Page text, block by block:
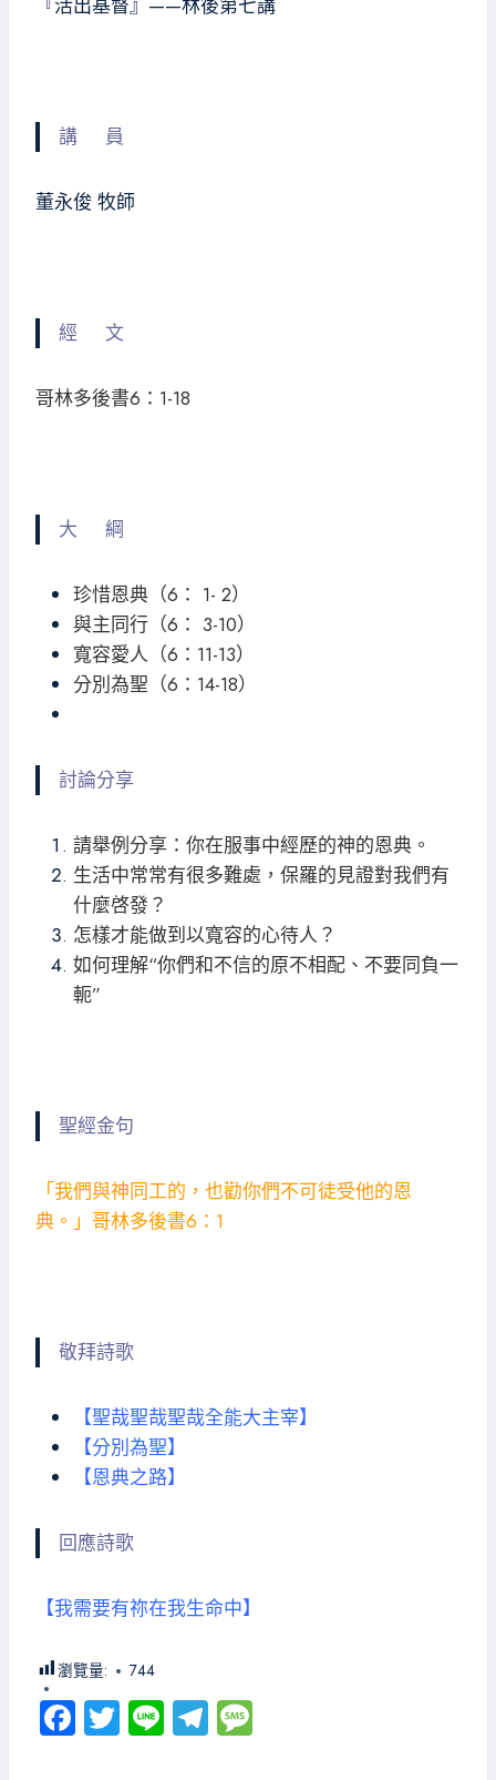
『活出基督』——林後第七講
講 員
董永俊 牧師
經 文
哥林多後書6：1-18
大 綱
珍惜恩典（6： 1- 2）
與主同行（6： 3-10）
寬容愛人（6：11-13）
分別為聖（6：14-18）
討論分享
請舉例分享：你在服事中經歷的神的恩典。
生活中常常有很多難處，保羅的見證對我們有
什麼啓發？
怎樣才能做到以寬容的心待人？
如何理解“你們和不信的原不相配、不要同負一
軛”
聖經金句
「我們與神同工的，也勸你們不可徒受他的恩
典。」哥林多後書6：1
敬拜詩歌
【聖哉聖哉聖哉全能大主宰】
【分別為聖】
【恩典之路】
回應詩歌
【我需要有祢在我生命中】
瀏覽量: 744
Fa
ce
T
wi
Li
ne
Te
le